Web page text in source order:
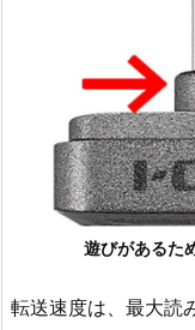
遊びがあるた
転送速度は、最大読